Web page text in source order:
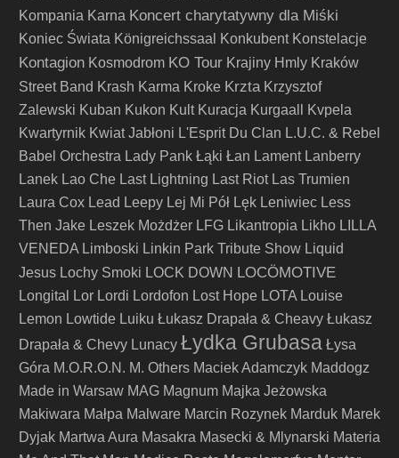
Kompania Karna Koncert charytatywny dla Miśki
Koniec Świata Königreichssaal Konkubent Konstelacje
Kontagion Kosmodrom KO Tour Krajiny Hmly Kraków
Street Band Krash Karma Kroke Krzta Krzysztof
Zalewski Kuban Kukon Kult Kuracja Kurgaall
Kvpela
Kwartyrnik Kwiat Jabłoni L'Esprit Du Clan L.U.C. & Rebel
Babel Orchestra Lady Pank Łąki Łan Lament Lanberry
Lanek Lao Che Last Lightning Last Riot Las Trumien
Laura Cox Lead Leepy Lej Mi Pół Lęk Leniwiec Less
Then Jake Leszek Możdżer LFG Likantropia Likho LILLA
VENEDA Limboski Linkin Park Tribute Show Liquid
Jesus Lochy Smoki LOCK DOWN LOCÖMOTIVE
Longital Lor Lordi Lordofon Lost Hope LOTA Louise
Lemon Lowtide Luiku Łukasz Drapała & Cheavy Łukasz
Drapała & Chevy Lunacy Łydka Grubasa Łysa
Góra M.O.R.O.N. M. Others Maciek Adamczyk Maddogz
Made in Warsaw MAG Magnum Majka Jeżowska
Makiwara Małpa Malware Marcin Rozynek Marduk Marek
Dyjak Martwa Aura Masakra Masecki & Mlynarski Materia